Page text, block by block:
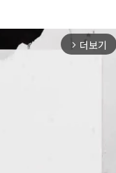
arrow_forward_ios 더보기